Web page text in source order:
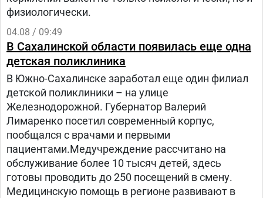
физиологически.
04.08 / 09:49
В Сахалинской области появилась еще одна
детская поликлиника
В Южно-Сахалинске заработал еще один филиал
детской поликлиники – на улице
Железнодорожной. Губернатор Валерий
Лимаренко посетил современный корпус,
пообщался с врачами и первыми
пациентами.Медучреждение рассчитано на
обслуживание более 10 тысяч детей, здесь
готовы проводить до 250 посещений в смену.
Медицинскую помощь в регионе развивают в